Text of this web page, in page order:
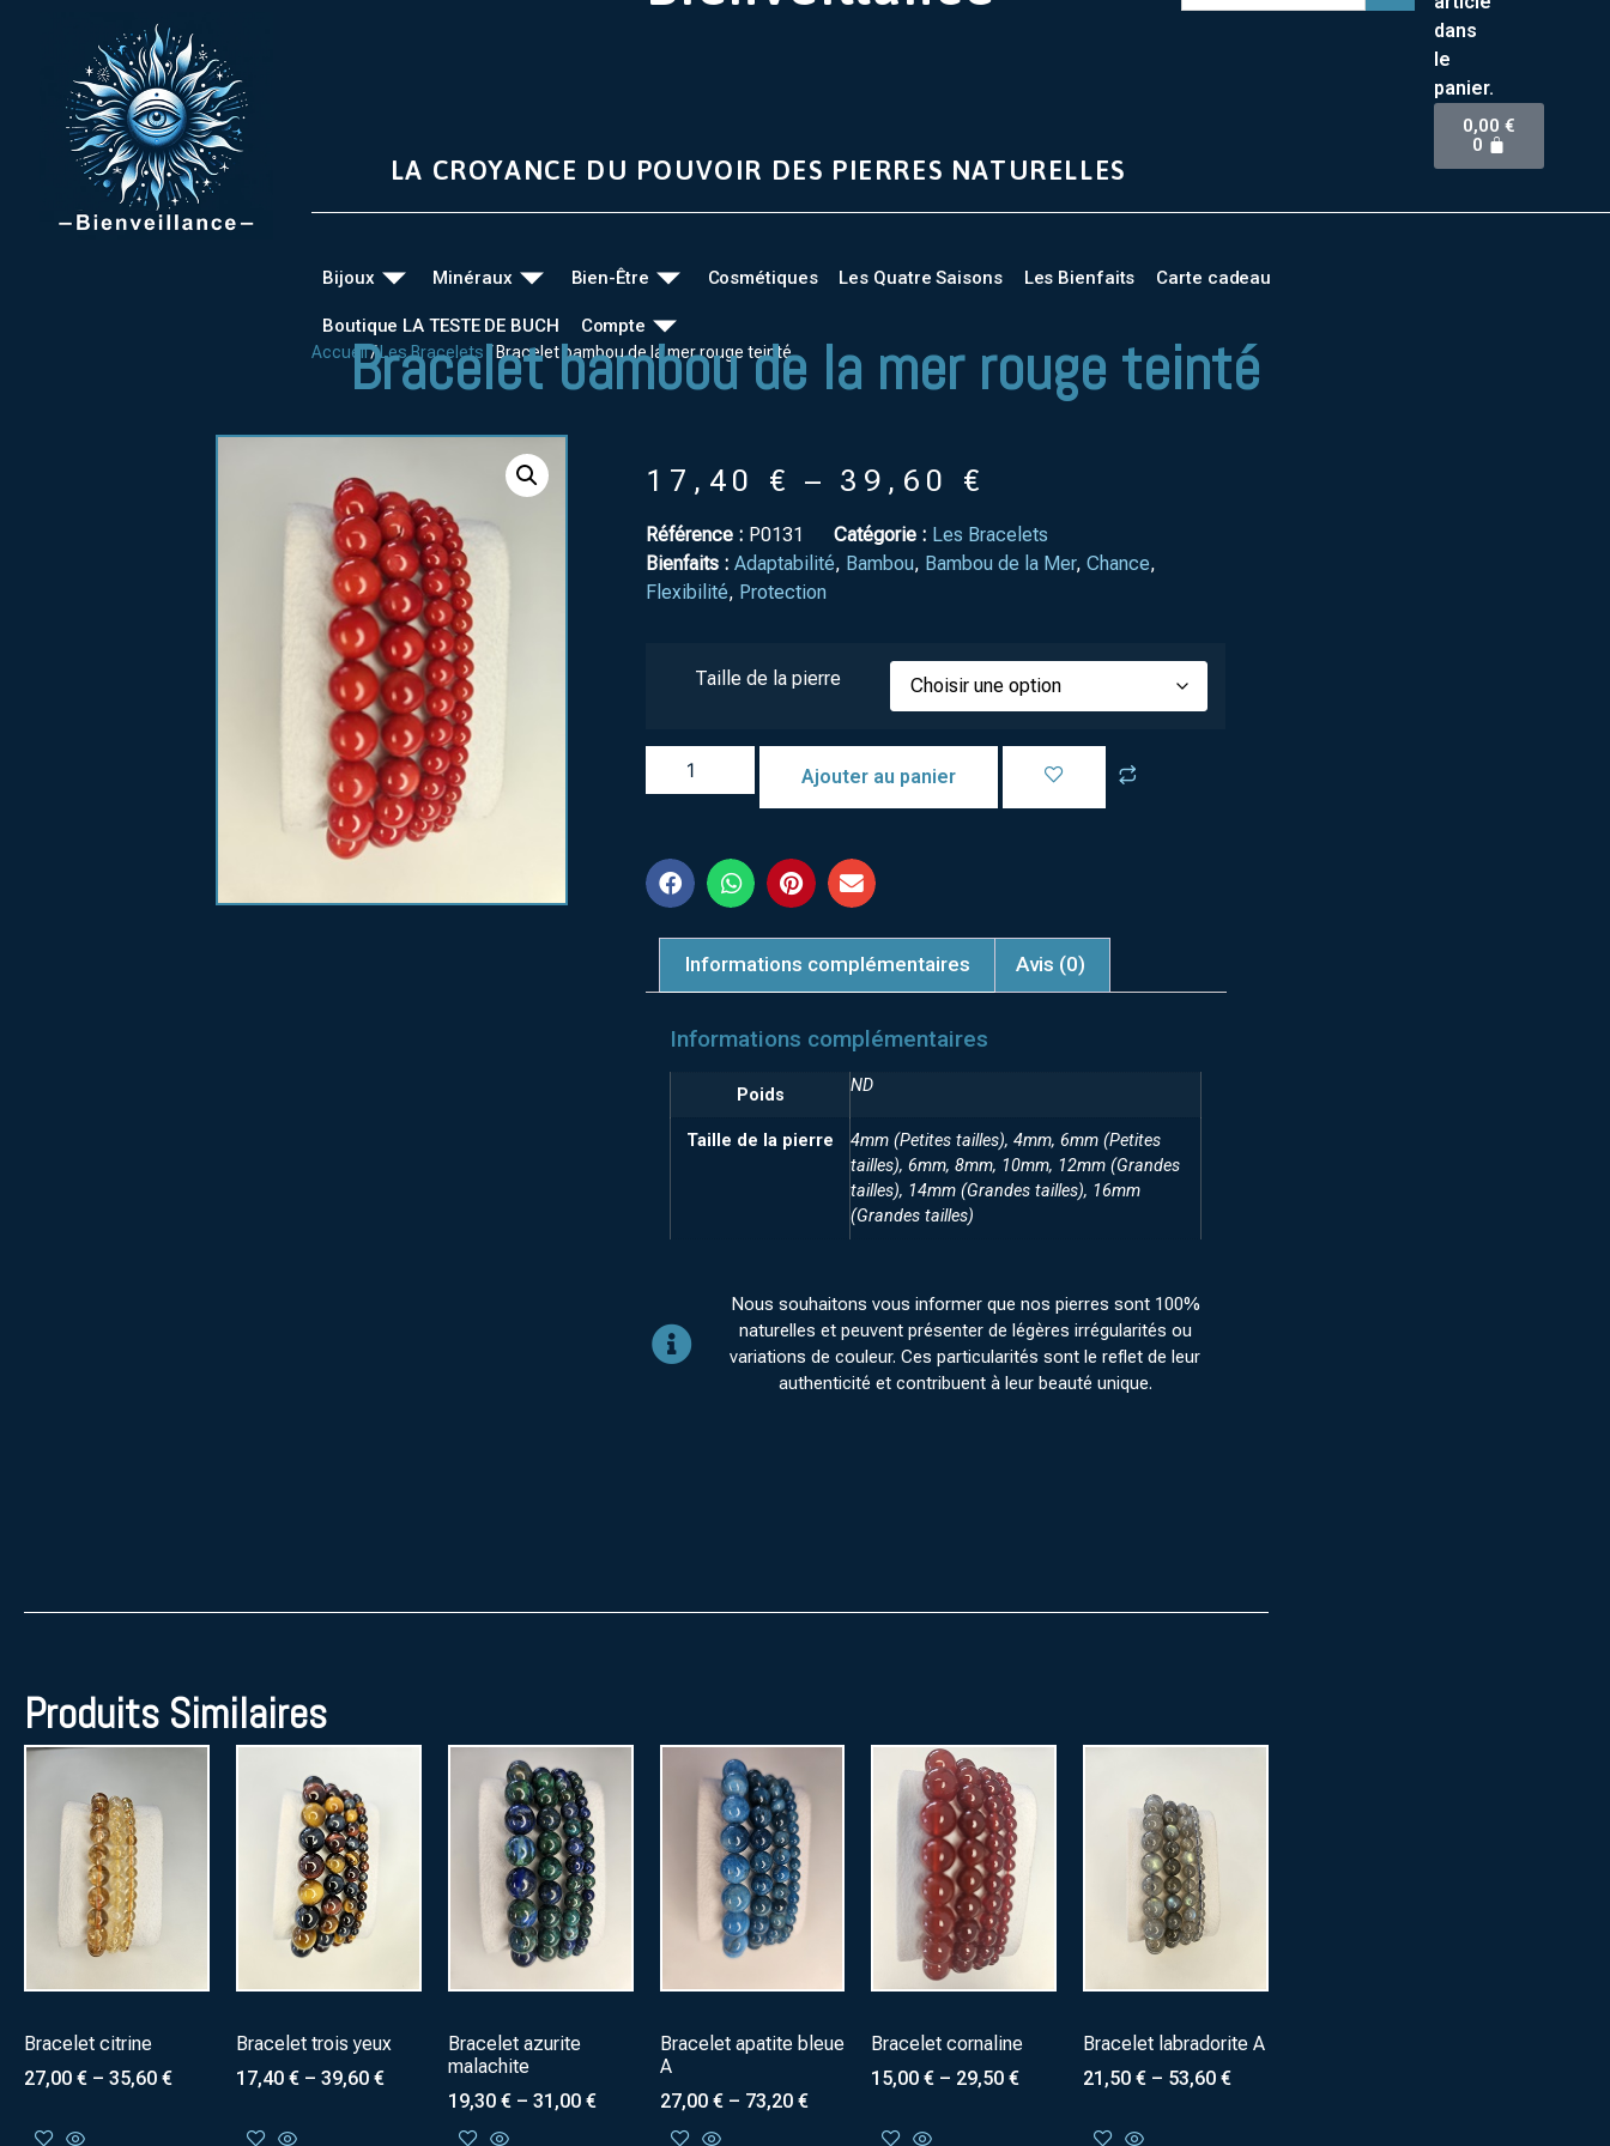
dans
le
panier.
0,00€
0
LA CROYANCE DU POUVOIR DES PIERRES NATURELLES
Bijoux Minéraux Bien-Être Cosmétiques Les Quatre Saisons Les Bienfaits Carte cadeau
Boutique LA TESTE DE BUCH Compte
Accueil/Les Bracelets / Bracelet bambou de la mer rouge teinté
Bracelet bambou de la mer rouge teinté
17,40 € – 39,60 €
Référence : P0131 Catégorie : Les Bracelets
Bienfaits : Adaptabilité, Bambou, Bambou de la Mer,Chance,
Flexibilité, Protection
Taille de la pierre
Ajouter au panier
Informations complémentaires Avis (0)
Informations complémentaires
Poids ND
Taille de la pierre
4mm (Petites tailles), 4mm, 6mm (Petites
tailles), 6mm, 8mm, 10mm, 12mm (Grandes
tailles), 14mm (Grandes tailles), 16mm
(Grandes tailles)
Nous souhaitons vous informer que nos pierres sont 100%
naturelles et peuvent présenter de légères irrégularités ou
variations de couleur. Ces particularités sont le reflet de leur
authenticité et contribuent à leur beauté unique.
Produits Similaires
Bracelet citrine
27,00 € – 35,60 €
Bracelet trois yeux
17,40 €– 39,60 €
Bracelet azurite
malachite
19,30 €– 31,00 €
Bracelet apatite bleue
A
27,00 €– 73,20 €
Bracelet cornaline
15,00€ – 29,50€
Bracelet labradorite A
21,50€ – 53,60€